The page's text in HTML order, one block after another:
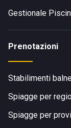
Gestionale
Prenotazioni
Stabilimenti
Spiagge per
Spiagge per